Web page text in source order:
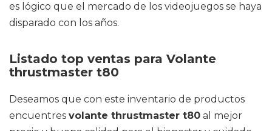
es lógico que el mercado de los videojuegos se haya
disparado con los años.
Listado top ventas para Volante
thrustmaster t80
Deseamos que con este inventario de productos
encuentres volante thrustmaster t80 al mejor